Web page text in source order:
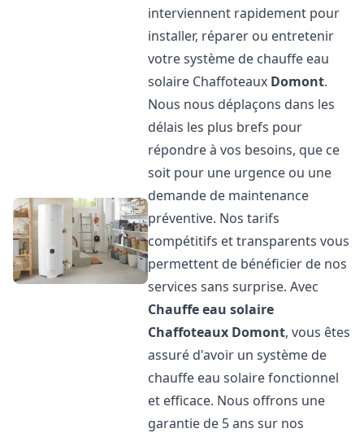
interviennent rapidement pour
installer, réparer ou entretenir
votre système de chauffe eau
solaire Chaffoteaux Domont.
Nous nous déplaçons dans les
délais les plus brefs pour
répondre à vos besoins, que ce
soit pour une urgence ou une
demande de maintenance
préventive. Nos tarifs
compétitifs et transparents vous
permettent de bénéficier de nos
services sans surprise. Avec
Chauffe eau solaire
Chaffoteaux Domont, vous êtes
assuré d'avoir un système de
chauffe eau solaire fonctionnel
et efficace. Nous offrons une
garantie de 5 ans sur nos